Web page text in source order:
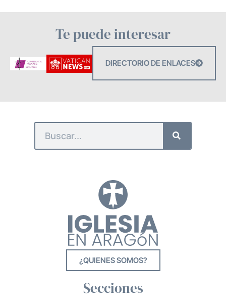
Te puede interesar
DIRECTORIO DE ENLACES
¿QUIENES SOMOS?
Secciones